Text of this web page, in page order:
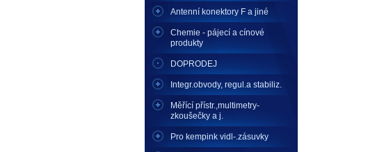
Antenní konektory F a jiné
Chemie - pájecí a cínové
produkty
DOPRODEJ
Integr.obvody, regul.a stabiliz.
Měřící přístr.,multimetry-
zkoušečky a j.
Pro kempink vidl-.zásuvky